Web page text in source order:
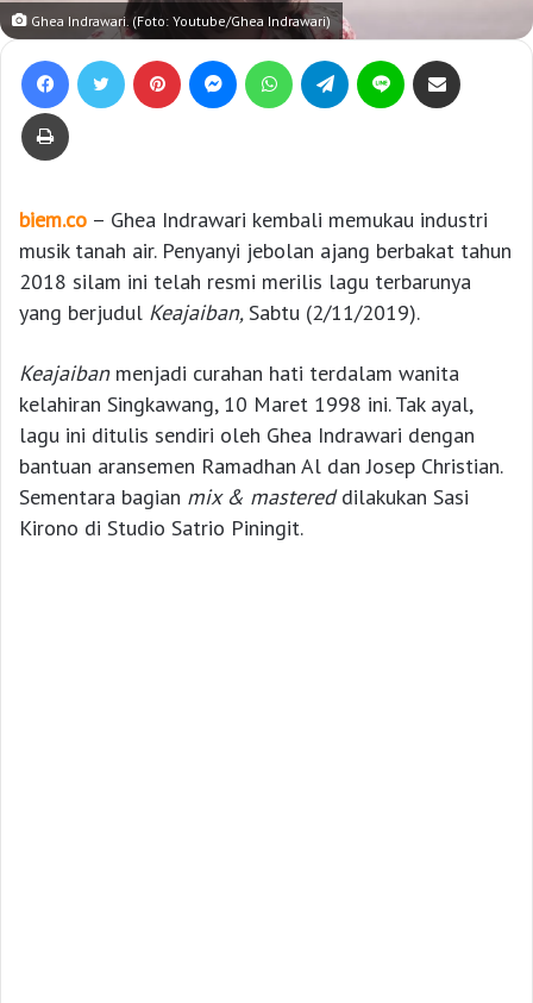
Ghea Indrawari. (Foto: Youtube/Ghea Indrawari)
biem.co – Ghea Indrawari kembali memukau industri
musik tanah air. Penyanyi jebolan ajang berbakat tahun
2018 silam ini telah resmi merilis lagu terbarunya
yang berjudul Keajaiban,Sabtu (2/11/2019).
Keajaiban menjadi curahan hati terdalam wanita
kelahiran Singkawang, 10 Maret 1998 ini. Tak ayal,
lagu ini ditulis sendiri oleh Ghea Indrawari dengan
bantuan aransemen Ramadhan Al dan Josep Christian.
Sementara bagian mix & mastereddilakukan Sasi
Kirono di Studio Satrio Piningit.